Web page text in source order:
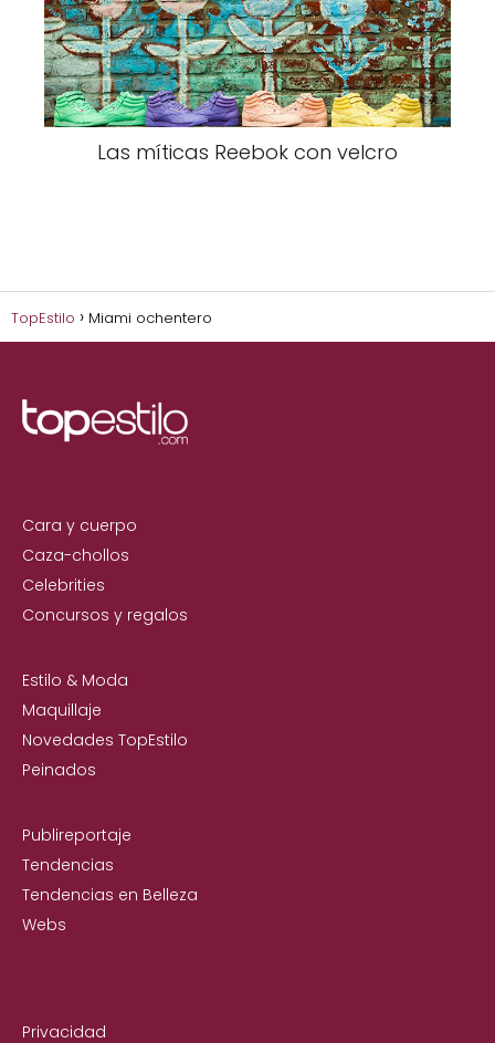
Las míticas Reebok con velcro
TopEstilo Miami ochentero
Cara y cuerpo
Caza-chollos
Celebrities
Concursos y regalos
Estilo & Moda
Maquillaje
Novedades TopEstilo
Peinados
Publireportaje
Tendencias
Tendencias en Belleza
Webs
Privacidad